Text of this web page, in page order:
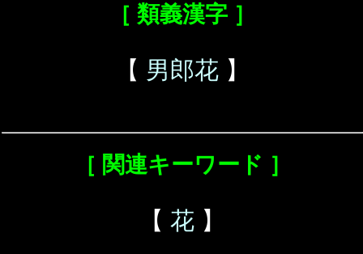
［ 類義漢字 ］
【 男郎花 】
［ 関連キーワード ］
【 花 】